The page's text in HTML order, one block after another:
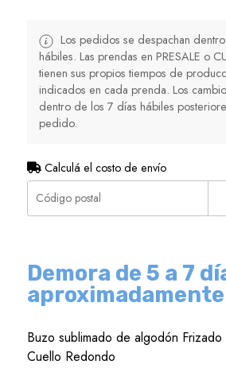
Los pedidos se despachan
hábiles. Las prendas en PRESALE o
tienen sus propios tiempos de
indicados en cada prenda. Los
dentro de los 7 días hábiles
pedido.
Calculá el costo de envío
Demora de 5 a 7
aproximadamente
Buzo sublimado de algodón Frizado
Cuello Redondo